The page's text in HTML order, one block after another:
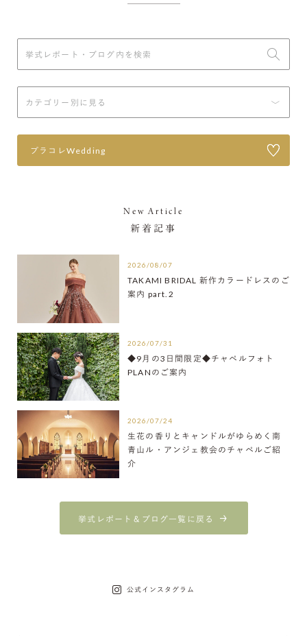
プラコレWedding
New Article
新着記事
2026/08/07
TAKAMI BRIDAL 新作カラードレスのご
案内 part.2
2026/07/31
◆9月の3日間限定◆チャペルフォト
PLANのご案内
2026/07/24
生花の香りとキャンドルがゆらめく南
青山ル・アンジェ教会のチャペルご紹
介
挙式レポート＆ブログ一覧に戻る
公式インスタグラム